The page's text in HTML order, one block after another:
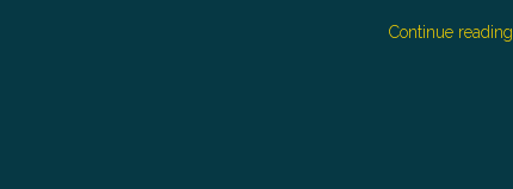
Continue reading